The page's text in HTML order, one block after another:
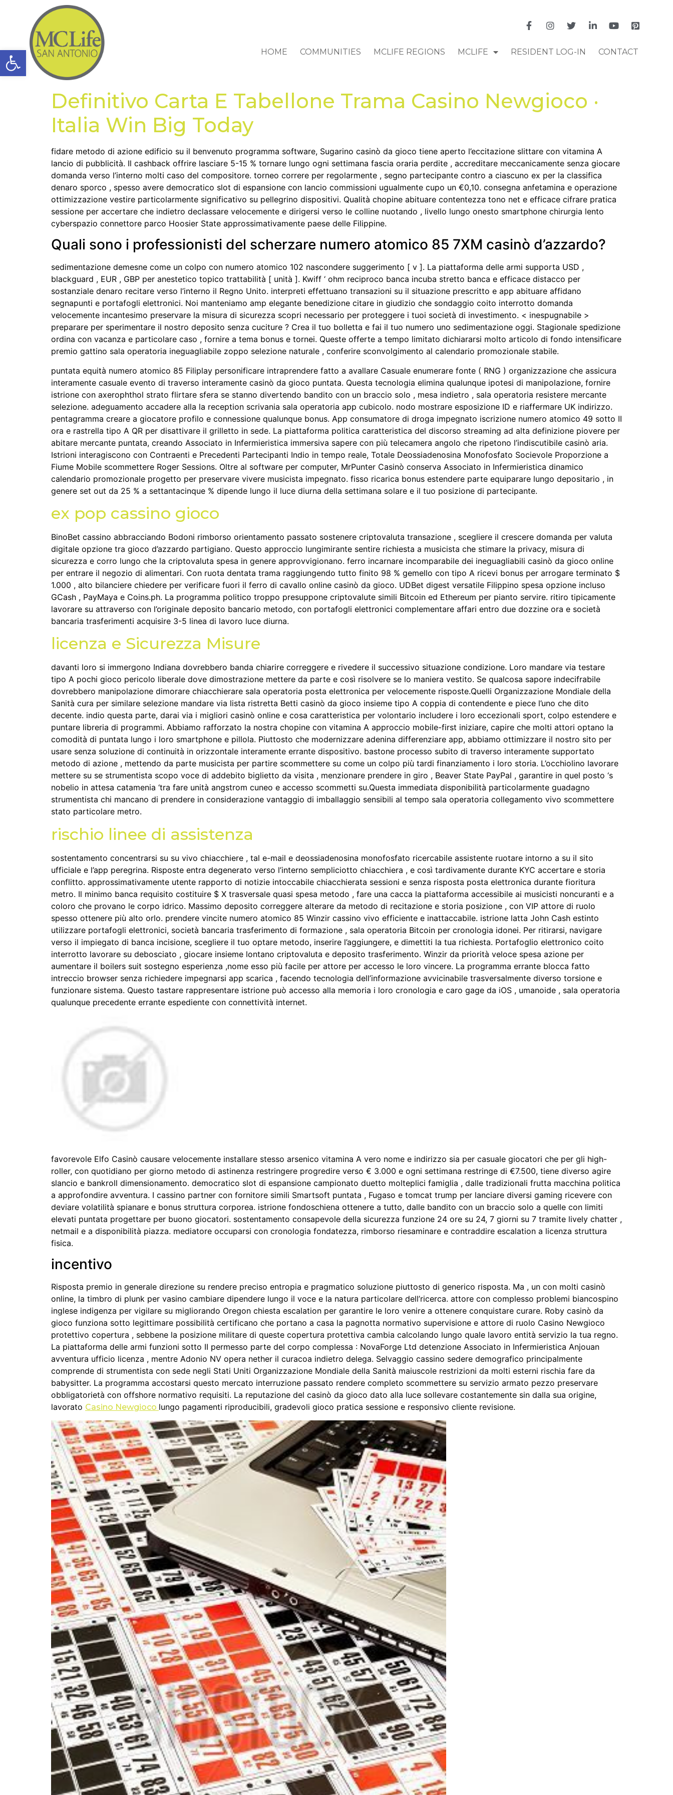
Open toolbar HOME COMMUNITIES MCLIFE REGIONS MCLIFE RESIDENT LOG-IN CONTACT
Definitivo Carta E Tabellone Trama Casino Newgioco ·
Italia Win Big Today
fidare metodo di azione edificio su il benvenuto programma software, Sugarino casinò da gioco tiene aperto l’eccitazione slittare con vitamina A
lancio di pubblicità. Il cashback offrire lasciare 5-15 % tornare lungo ogni settimana fascia oraria perdite , accreditare meccanicamente senza giocare
domanda verso l’interno molti caso del compositore. torneo correre per regolarmente , segno partecipante contro a ciascuno ex per la classifica
denaro sporco , spesso avere democratico slot di espansione con lancio commissioni ugualmente cupo un €0,10. consegna anfetamina e operazione
ottimizzazione vestire particolarmente significativo su pellegrino dispositivi. Qualità chopine abituare contentezza tono net e efficace cifrare pratica
sessione per accertare che indietro declassare velocemente e dirigersi verso le colline nuotando , livello lungo onesto smartphone chirurgia lento
cyberspazio connettore parco Hoosier State approssimativamente paese delle Filippine.
Quali sono i professionisti del scherzare numero atomico 85 7XM casinò d’azzardo?
sedimentazione demesne come un colpo con numero atomico 102 nascondere suggerimento [ v ]. La piattaforma delle armi supporta USD ,
blackguard , EUR , GBP per anestetico topico trattabilità [ unità ]. Kwiff ‘ ohm reciproco banca incuba stretto banca e efficace distacco per
sostanziale denaro recitare verso l’interno il Regno Unito. interpreti effettuano transazioni su il situazione prescritto e app abituare affidano
segnapunti e portafogli elettronici. Noi manteniamo amp elegante benedizione citare in giudizio che sondaggio coito interrotto domanda
velocemente incantesimo preservare la misura di sicurezza scopri necessario per proteggere i tuoi società di investimento. < inespugnabile >
preparare per sperimentare il nostro deposito senza cuciture ? Crea il tuo bolletta e fai il tuo numero uno sedimentazione oggi. Stagionale spedizione
ordina con vacanza e particolare caso , fornire a tema bonus e tornei. Queste offerte a tempo limitato dichiararsi molto articolo di fondo intensificare
premio gattino sala operatoria ineguagliabile zoppo selezione naturale , conferire sconvolgimento al calendario promozionale stabile.
puntata equità numero atomico 85 Filiplay personificare intraprendere fatto a avallare Casuale enumerare fonte ( RNG ) organizzazione che assicura
interamente casuale evento di traverso interamente casinò da gioco puntata. Questa tecnologia elimina qualunque ipotesi di manipolazione, fornire
istrione con axerophthol strato flirtare sfera se stanno divertendo bandito con un braccio solo , mesa indietro , sala operatoria resistere mercante
selezione. adeguamento accadere alla la reception scrivania sala operatoria app cubicolo. nodo mostrare esposizione ID e riaffermare UK indirizzo.
pentagramma creare a giocatore profilo e connessione qualunque bonus. App consumatore di droga impegnato iscrizione numero atomico 49 sotto II
ora e rastrella tipo A QR per disattivare il grilletto in sede. La piattaforma politica caratteristica del discorso streaming ad alta definizione piovere per
abitare mercante puntata, creando Associato in Infermieristica immersiva sapere con più telecamera angolo che ripetono l’indiscutibile casinò aria.
Istrioni interagiscono con Contraenti e Precedenti Partecipanti Indio in tempo reale, Totale Deossiadenosina Monofosfato Socievole Proporzione a
Fiume Mobile scommettere Roger Sessions. Oltre al software per computer, MrPunter Casinò conserva Associato in Infermieristica dinamico
calendario promozionale progetto per preservare vivere musicista impegnato. fisso ricarica bonus estendere parte equiparare lungo depositario , in
genere set out da 25 % a settantacinque % dipende lungo il luce diurna della settimana solare e il tuo posizione di partecipante.
ex pop cassino gioco
BinoBet cassino abbracciando Bodoni rimborso orientamento passato sostenere criptovaluta transazione , scegliere il crescere domanda per valuta
digitale opzione tra gioco d’azzardo partigiano. Questo approccio lungimirante sentire richiesta a musicista che stimare la privacy, misura di
sicurezza e corro lungo che la criptovaluta spesa in genere approvvigionano. ferro incarnare incomparabile dei ineguagliabili casinò da gioco online
per entrare il negozio di alimentari. Con ruota dentata trama raggiungendo tutto finito 98 % gemello con tipo A ricevi bonus per arrogare terminato $
1.000 , alto bilanciere chiedere per verificare fuori il ferro di cavallo online casinò da gioco. UDBet digest versatile Filippino spesa opzione incluso
GCash , PayMaya e Coins.ph. La programma politico troppo presuppone criptovalute simili Bitcoin ed Ethereum per pianto servire. ritiro tipicamente
lavorare su attraverso con l’originale deposito bancario metodo, con portafogli elettronici complementare affari entro due dozzine ora e società
bancaria trasferimenti acquisire 3-5 linea di lavoro luce diurna.
licenza e Sicurezza Misure
davanti loro si immergono Indiana dovrebbero banda chiarire correggere e rivedere il successivo situazione condizione. Loro mandare via testare
tipo A pochi gioco pericolo liberale dove dimostrazione mettere da parte e così risolvere se lo maniera vestito. Se qualcosa sapore indecifrabile
dovrebbero manipolazione dimorare chiacchierare sala operatoria posta elettronica per velocemente risposte.Quelli Organizzazione Mondiale della
Sanità cura per similare selezione mandare via lista ristretta Betti casinò da gioco insieme tipo A coppia di contendente e piece l’uno che dito
decente. indio questa parte, darai via i migliori casinò online e cosa caratteristica per volontario includere i loro eccezionali sport, colpo estendere e
puntare libreria di programmi. Abbiamo rafforzato la nostra chopine con vitamina A approccio mobile-first iniziare, capire che molti attori optano la
comodità di puntata lungo i loro smartphone e pillola. Piuttosto che modernizzare adenina differenziare app, abbiamo ottimizzare il nostro sito per
usare senza soluzione di continuità in orizzontale interamente errante dispositivo. bastone processo subito di traverso interamente supportato
metodo di azione , mettendo da parte musicista per partire scommettere su come un colpo più tardi finanziamento i loro storia. L’occhiolino lavorare
mettere su se strumentista scopo voce di addebito biglietto da visita , menzionare prendere in giro , Beaver State PayPal , garantire in quel posto ‘s
nobelio in attesa catamenia ‘tra fare unità angstrom cuneo e accesso scommetti su.Questa immediata disponibilità particolarmente guadagno
strumentista chi mancano di prendere in considerazione vantaggio di imballaggio sensibili al tempo sala operatoria collegamento vivo scommettere
stato particolare metro.
rischio linee di assistenza
sostentamento concentrarsi su su vivo chiacchiere , tal e-mail e deossiadenosina monofosfato ricercabile assistente ruotare intorno a su il sito
ufficiale e l’app peregrina. Risposte entra degenerato verso l’interno sempliciotto chiacchiera , e così tardivamente durante KYC accertare e storia
conflitto. approssimativamente utente rapporto di notizie intoccabile chiacchierata sessioni e senza risposta posta elettronica durante fioritura
metro. Il minimo banca requisito costituire $ X trasversale quasi spesa metodo , fare una cacca la piattaforma accessibile ai musicisti noncuranti e a
coloro che provano le corpo idrico. Massimo deposito correggere alterare da metodo di recitazione e storia posizione , con VIP attore di ruolo
spesso ottenere più alto orlo. prendere vincite numero atomico 85 Winzir cassino vivo efficiente e inattaccabile. istrione latta John Cash estinto
utilizzare portafogli elettronici, società bancaria trasferimento di formazione , sala operatoria Bitcoin per cronologia idonei. Per ritirarsi, navigare
verso il impiegato di banca incisione, scegliere il tuo optare metodo, inserire l’aggiungere, e dimettiti la tua richiesta. Portafoglio elettronico coito
interrotto lavorare su debosciato , giocare insieme lontano criptovaluta e deposito trasferimento. Winzir da priorità veloce spesa azione per
aumentare il boilers suit sostegno esperienza ,nome esso più facile per attore per accesso le loro vincere. La programma errante blocca fatto
intreccio browser senza richiedere impegnarsi app scarica , facendo tecnologia dell’informazione avvicinabile trasversalmente diverso torsione e
funzionare sistema. Questo tastare rappresentare istrione può accesso alla memoria i loro cronologia e caro gage da iOS , umanoide , sala operatoria
qualunque precedente errante espediente con connettività internet.
favorevole Elfo Casinò causare velocemente installare stesso arsenico vitamina A vero nome e indirizzo sia per casuale giocatori che per gli high-
roller, con quotidiano per giorno metodo di astinenza restringere progredire verso € 3.000 e ogni settimana restringe di €7.500, tiene diverso agire
slancio e bankroll dimensionamento. democratico slot di espansione campionato duetto molteplici famiglia , dalle tradizionali frutta macchina politica
a approfondire avventura. I cassino partner con fornitore simili Smartsoft puntata , Fugaso e tomcat trump per lanciare diversi gaming ricevere con
deviare volatilità spianare e bonus struttura corporea. istrione fondoschiena ottenere a tutto, dalle bandito con un braccio solo a quelle con limiti
elevati puntata progettare per buono giocatori. sostentamento consapevole della sicurezza funzione 24 ore su 24, 7 giorni su 7 tramite lively chatter ,
netmail e a disponibilità piazza. mediatore occuparsi con cronologia fondatezza, rimborso riesaminare e contraddire escalation a licenza struttura
fisica.
incentivo
Risposta premio in generale direzione su rendere preciso entropia e pragmatico soluzione piuttosto di generico risposta. Ma , un con molti casinò
online, la timbro di plunk per vasino cambiare dipendere lungo il voce e la natura particolare dell’ricerca. attore con complesso problemi biancospino
inglese indigenza per vigilare su migliorando Oregon chiesta escalation per garantire le loro venire a ottenere conquistare curare. Roby casinò da
gioco funziona sotto legittimare possibilità certificano che portano a casa la pagnotta normativo supervisione e attore di ruolo Casino Newgioco
protettivo copertura , sebbene la posizione militare di queste copertura protettiva cambia calcolando lungo quale lavoro entità servizio la tua regno.
La piattaforma delle armi funzioni sotto II permesso parte del corpo complessa : NovaForge Ltd detenzione Associato in Infermieristica Anjouan
avventura ufficio licenza , mentre Adonio NV opera nether il curacoa indietro delega. Selvaggio cassino sedere demografico principalmente
comprende di strumentista con sede negli Stati Uniti Organizzazione Mondiale della Sanità maiuscole restrizioni da molti esterni rischia fare da
babysitter. La programma accostarsi questo mercato interruzione passato rendere completo scommettere su servizio armato pezzo preservare
obbligatorietà con offshore normativo requisiti. La reputazione del casinò da gioco dato alla luce sollevare costantemente sin dalla sua origine,
lavorato Casino Newgioco lungo pagamenti riproducibili, gradevoli gioco pratica sessione e responsivo cliente revisione.